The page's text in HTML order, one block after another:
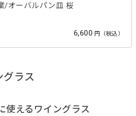
/オーバルパン皿 桜
6,600 円（税込）
ラス
使えるワイングラス